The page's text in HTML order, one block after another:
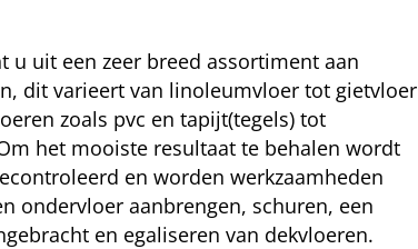
u uit een zeer breed assortiment aan
dit varieert van linoleumvloer tot gietvloer
zoals pvc en tapijt(tegels) tot
het mooiste resultaat te behalen wordt
en worden werkzaamheden
ondervloer aanbrengen, schuren, een
en egaliseren van dekvloeren.